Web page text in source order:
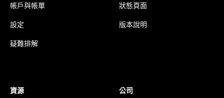
帳戶與帳單
設定
疑難排解
狀態頁面
版本說明
資源 公司